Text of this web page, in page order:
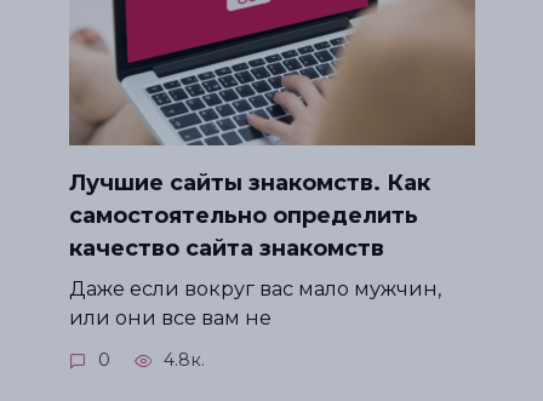
Лучшие сайты знакомств. Как
самостоятельно определить
качество сайта знакомств
Даже если вокруг вас мало мужчин,
или они все вам не
0 4.8к.